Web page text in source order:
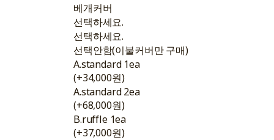
베개커버
선택하세요.
선택하세요.
선택안함(이불커버만 구매)
A.standard 1ea
(+34,000원)
A.standard 2ea
(+68,000원)
B.ruffle 1ea
(+37,000원)